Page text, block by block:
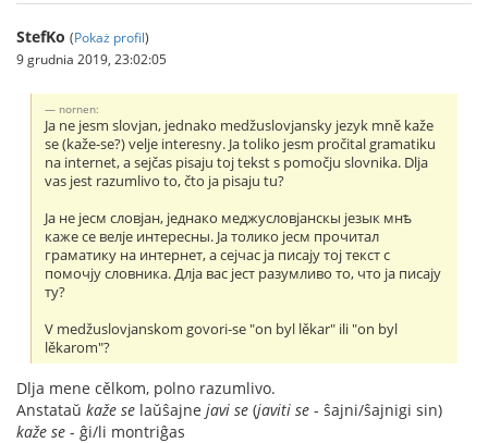
StefKo (Pokaż profil)
9 grudnia 2019, 23:02:05
nornen:
Ja ne jesm slovjan, jednako medžuslovjansky jezyk mně kaže
se (kaže-se?) velje interesny. Ja toliko jesm pročital gramatiku
na internet, a sejčas pisaju toj tekst s pomočju slovnika. Dlja
vas jest razumlivo to, čto ja pisaju tu?
Jа не jесм словjан, jеднако меджусловjанскы jезык мнѣ
каже се велjе интересны. Jа толико jесм прочитал
граматику на интернет, а сеjчас jа писаjу тоj текст с
помочjу словника. Длjа вас jест разумливо то, что jа писаjу
ту?
V medžuslovjanskom govori-se "on byl lěkar" ili "on byl
lěkarom"?
Dlja mene cělkom, polno razumlivo.
Anstataŭ kaže se laŭŝajne javi se (javiti se - ŝajni/ŝajnigi sin)
kaže se - ĝi/li montriĝas